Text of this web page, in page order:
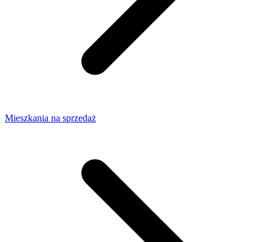
Mieszkania na sprzedaż